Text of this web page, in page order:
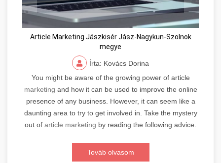
Article Marketing Jászkisér Jász-Nagykun-Szolnok
megye
Írta: Kovács Dorina
You might be aware of the growing power of article
marketing and how it can be used to improve the online
presence of any business. However, it can seem like a
daunting area to try to get involved in. Take the mystery
out of article marketing by reading the following advice.
Továb olvasom